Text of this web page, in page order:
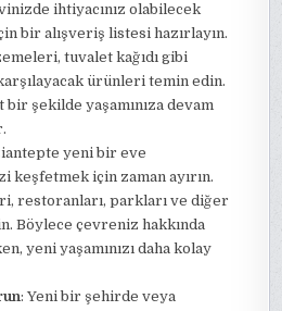
ihtiyacınız olabilecek
bir alışveriş listesi hazırlayın.
tuvalet kağıdı gibi
ürünleri temin edin.
şekilde yaşamınıza devam
yeni bir eve
keşfetmek için zaman ayırın.
restoranları, parkları ve diğer
Böylece çevreniz hakkında
yeni yaşamınızı daha kolay
: Yeni bir şehirde veya